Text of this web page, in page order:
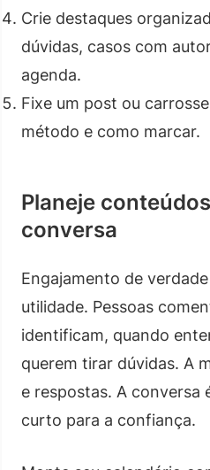
Crie destaques
dúvidas, casos com
agenda.
Fixe um post ou
método e como marcar.
Planeje
conversa
Engajamento de
utilidade. Pessoas
identificam, quando
querem tirar dúvidas. A
e respostas. A conversa
curto para a confiança.